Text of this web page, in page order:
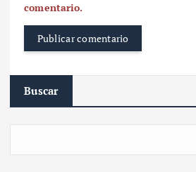
comentario.
Buscar